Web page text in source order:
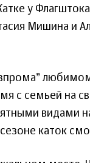
у
Мишина и
с семьей на
видами
каток